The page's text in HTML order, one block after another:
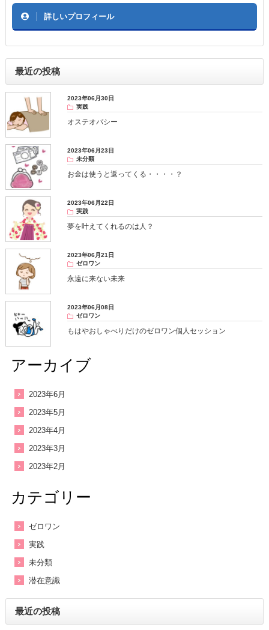
詳しいプロフィール
最近の投稿
2023年06月30日
実践
オステオパシー
2023年06月23日
未分類
お金は使うと返ってくる・・・・？
2023年06月22日
実践
夢を叶えてくれるのは人？
2023年06月21日
ゼロワン
永遠に来ない未来
2023年06月08日
ゼロワン
もはやおしゃべりだけのゼロワン個人セッション
アーカイブ
2023年6月
2023年5月
2023年4月
2023年3月
2023年2月
カテゴリー
ゼロワン
実践
未分類
潜在意識
最近の投稿